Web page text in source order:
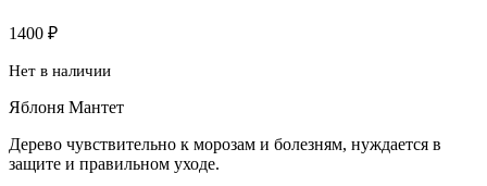
1400 ₽
Нет в наличии
Яблоня Мантет
Дерево чувствительно к морозам и болезням, нуждается в
защите и правильном уходе.